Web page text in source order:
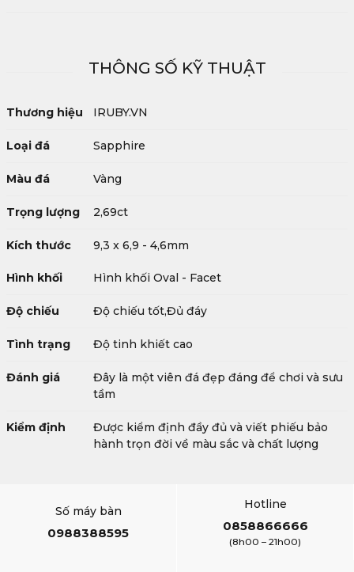
THÔNG SỐ KỸ THUẬT
Thương hiệu IRUBY.VN
Loại đá Sapphire
Màu đá Vàng
Trọng lượng 2,69ct
Kích thước 9,3 x 6,9 - 4,6mm
Hình khối Hình khối Oval - Facet
Độ chiếu Độ chiếu tốt,Đủ đáy
Tình trạng Độ tinh khiết cao
Đánh giá
Đây là một viên đá đẹp đáng để chơi và sưu
tầm
Kiểm định
Được kiểm định đầy đủ và viết phiếu bảo
hành trọn đời về màu sắc và chất lượng
Số máy bàn
0988388595
Hotline
0858866666
(8h00 – 21h00)